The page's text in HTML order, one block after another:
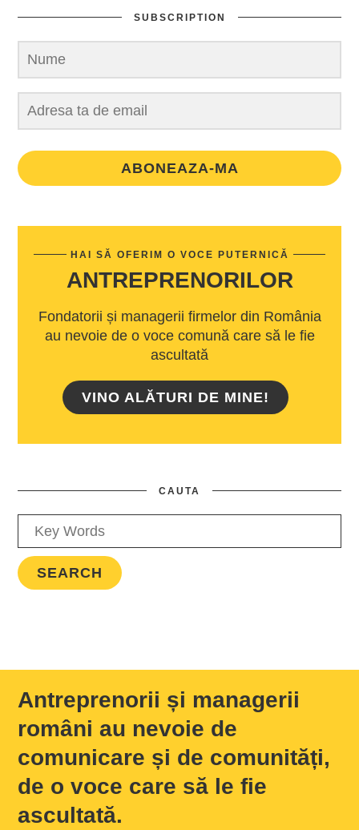
SUBSCRIPTION
ABONEAZA-MA
HAI SĂ OFERIM O VOCE PUTERNICĂ
ANTREPRENORILOR
Fondatorii și managerii firmelor din România
au nevoie de o voce comună care să le fie
ascultată
VINO ALĂTURI DE MINE!
CAUTA
Antreprenorii și managerii
români au nevoie de
comunicare și de comunități,
de o voce care să le fie
ascultată.